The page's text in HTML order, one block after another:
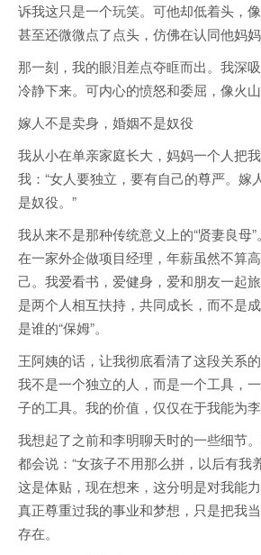
诉我这只是一个玩笑。可他却低着头，
甚至还微微点了点头，仿佛在认同他妈妈
那一刻，我的眼泪差点夺眶而出。我深
冷静下来。可内心的愤怒和委屈，像火山
嫁人不是卖身，婚姻不是奴役
我从小在单亲家庭长大，妈妈一个人把
我：“女人要独立，要有自己的尊严。嫁
是奴役。”
我从来不是那种传统意义上的“贤妻良母”
在一家外企做项目经理，年薪虽然不算
己。我爱看书，爱健身，爱和朋友一起
是两个人相互扶持，共同成长，而不是
是谁的“保姆”。
王阿姨的话，让我彻底看清了这段关系
我不是一个独立的人，而是一个工具，
子的工具。我的价值，仅仅在于我能为李
我想起了之前和李明聊天时的一些细节
都会说：“女孩子不用那么拼，以后有我
这是体贴，现在想来，这分明是对我能
真正尊重过我的事业和梦想，只是把我
存在。